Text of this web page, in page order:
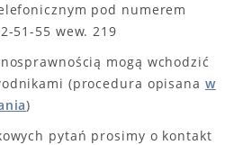
pod numerem
51-55 wew. 219
mogą wchodzić
(procedura opisana w
)
pytań prosimy o kontakt